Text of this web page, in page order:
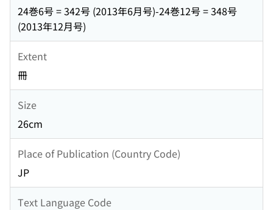
24巻6号 = 342号 (2013年6月号)-24巻12号 = 348号
(2013年12月号)
Extent
冊
Size
26cm
Place of Publication (Country Code)
JP
Text Language Code